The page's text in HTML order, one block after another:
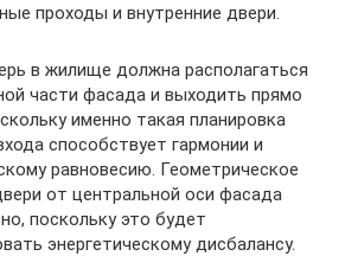
проходы и внутренние двери.
в жилище должна располагаться
части фасада и выходить прямо
именно такая планировка
способствует гармонии и
равновесию. Геометрическое
от центральной оси фасада
поскольку это будет
энергетическому дисбалансу.